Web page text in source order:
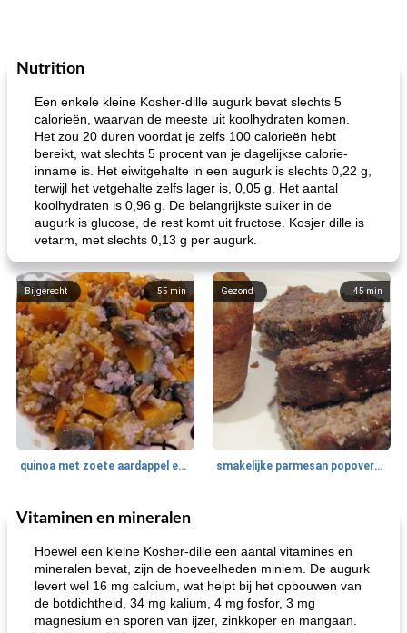
Nutrition
Een enkele kleine Kosher-dille augurk bevat slechts 5
calorieën, waarvan de meeste uit koolhydraten komen.
Het zou 20 duren voordat je zelfs 100 calorieën hebt
bereikt, wat slechts 5 procent van je dagelijkse calorie-
inname is. Het eiwitgehalte in een augurk is slechts 0,22 g,
terwijl het vetgehalte zelfs lager is, 0,05 g. Het aantal
koolhydraten is 0,96 g. De belangrijkste suiker in de
augurk is glucose, de rest komt uit fructose. Kosjer dille is
vetarm, met slechts 0,13 g per augurk.
55 min
Bijgerecht
quinoa met zoete aardappel en champignons
45min
Gezond
smakelijke parmesan popovers (gezonder!)
40min
One Dish Meal
Vitaminen en mineralen
Hoewel een kleine Kosher-dille een aantal vitamines en
mineralen bevat, zijn de hoeveelheden miniem. De augurk
levert wel 16 mg calcium, wat helpt bij het opbouwen van
de botdichtheid, 34 mg kalium, 4 mg fosfor, 3 mg
magnesium en sporen van ijzer, zinkkoper en mangaan.